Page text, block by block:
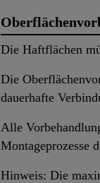
Die Haftflächen
Die
dauerhafte
Alle
Montageprozesse
Hinweis: Die